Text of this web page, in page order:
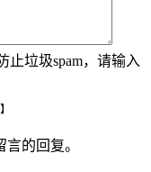
止垃圾spam，请输入
的回复。